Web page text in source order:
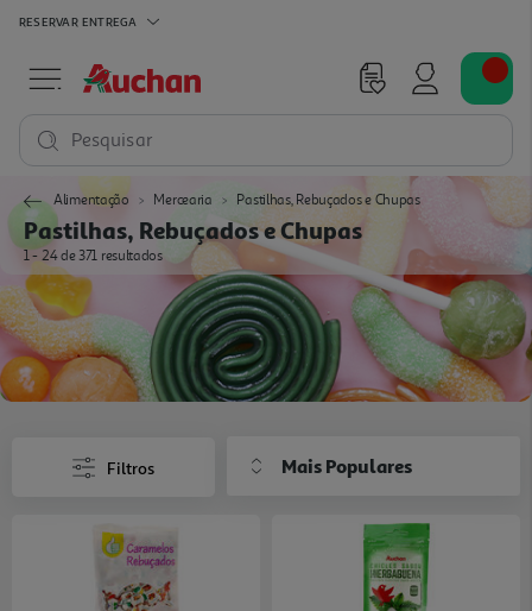
RESERVAR ENTREGA
Pesquisar
Alimentação Mercearia Pastilhas, Rebuçados e Chupas
Pastilhas, Rebuçados e Chupas
1 - 24 de 371 resultados
Filtros Mais Populares